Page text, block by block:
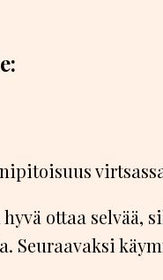
ottaa selvää,
Seuraavaksi